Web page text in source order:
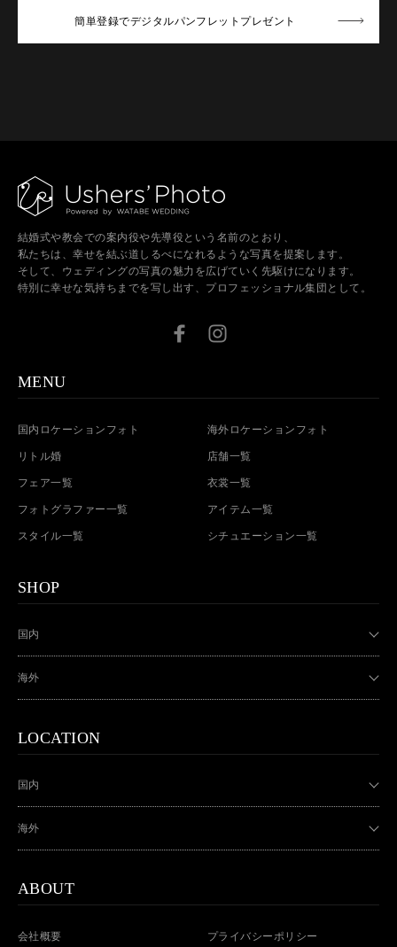
簡単登録でデジタルパンフレットプレゼント
結婚式や教会での案内役や先導役という名前のとおり、
私たちは、幸せを結ぶ道しるべになれるような写真を提案します。
そして、ウェディングの写真の魅力を広げていく先駆けになります。
特別に幸せな気持ちまでを写し出す、プロフェッショナル集団として。
MENU
国内ロケーションフォト 海外ロケーションフォト
リトル婚 店舗一覧
フェア一覧 衣裳一覧
フォトグラファー一覧 アイテム一覧
スタイル一覧 シチュエーション一覧
SHOP
国内
海外
LOCATION
国内
海外
ABOUT
会社概要 プライバシーポリシー